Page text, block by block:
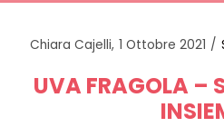
ByChiara Cajelli Posted
1 Ottobre 2021
UVA FRAGOLA –